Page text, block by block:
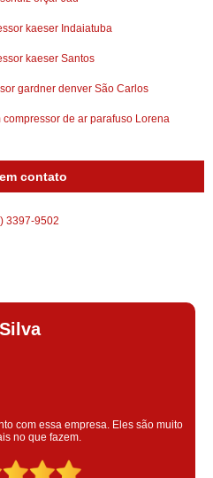
kaeser Indaiatuba
kaeser Santos
gardner denver São Carlos
de ar parafuso Lorena
contato
3397-9502
atendimento muito bom!
destaque para o colaborador
profissional!